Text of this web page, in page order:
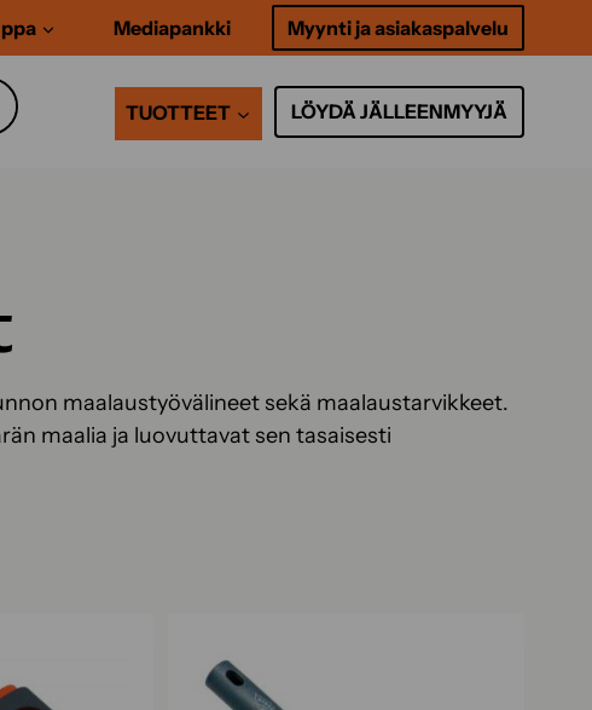
Mediapankki Myynti ja asiakaspalvelu
TUOTTEET LÖYDÄ JÄLLEENMYYJÄ
maalaustyövälineet sekä maalaustarvikkeet.
maalia ja luovuttavat sen tasaisesti